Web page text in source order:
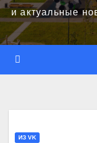
и актуальные
ИЗ VK